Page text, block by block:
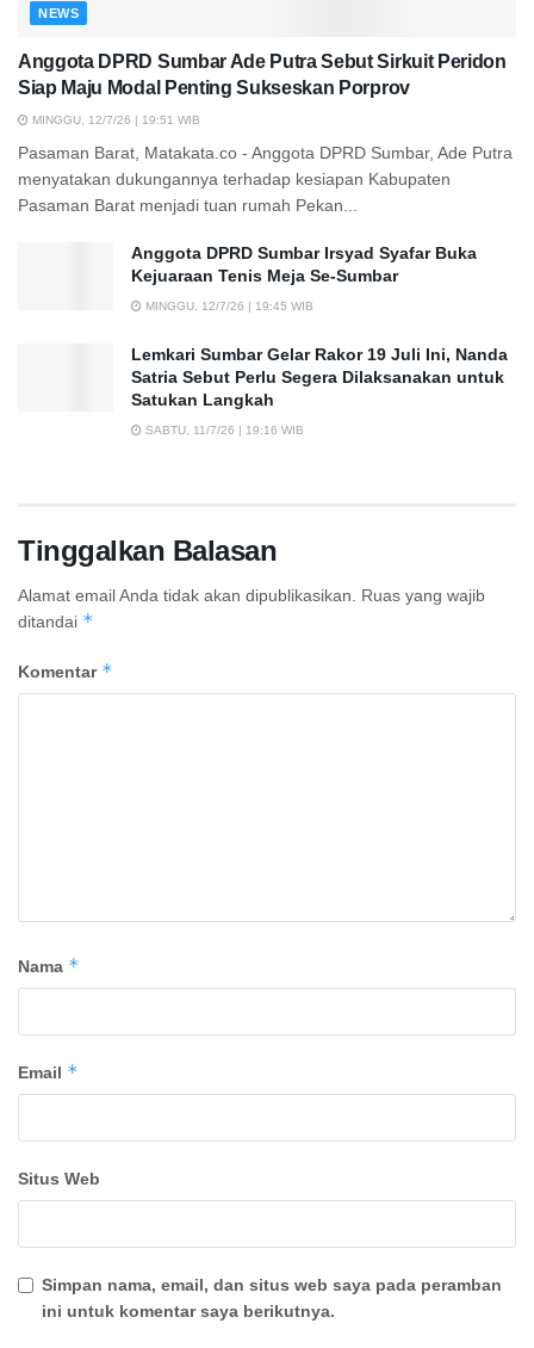
NEWS
Anggota DPRD Sumbar Ade Putra Sebut Sirkuit Peridon
Siap Maju Modal Penting Sukseskan Porprov
MINGGU, 12/7/26 | 19:51 WIB
Pasaman Barat, Matakata.co - Anggota DPRD Sumbar, Ade Putra
menyatakan dukungannya terhadap kesiapan Kabupaten
Pasaman Barat menjadi tuan rumah Pekan...
Anggota DPRD Sumbar Irsyad Syafar Buka
Kejuaraan Tenis Meja Se-Sumbar
MINGGU, 12/7/26 | 19:45 WIB
Lemkari Sumbar Gelar Rakor 19 Juli Ini, Nanda
Satria Sebut Perlu Segera Dilaksanakan untuk
Satukan Langkah
SABTU, 11/7/26 | 19:16 WIB
Tinggalkan Balasan
Alamat email Anda tidak akan dipublikasikan.
Ruas yang wajib
ditandai *
Komentar *
Nama *
Email *
Situs Web
Simpan nama, email, dan situs web saya pada peramban
ini untuk komentar saya berikutnya.